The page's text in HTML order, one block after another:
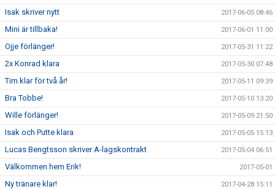
Isak skriver nytt 2017-06-05 08:46
Mini är tillbaka! 2017-06-01 11:00
Ojje förlänger! 2017-05-31 11:22
2x Konrad klara 2017-05-30 07:48
Tim klar för två år! 2017-05-11 09:39
Bra Tobbe! 2017-05-10 13:20
Wille förlänger! 2017-05-09 21:50
Isak och Putte klara 2017-05-05 15:13
Lucas Bengtsson skriver A-lagskontrakt 2017-05-04 06:51
Välkommen hem Erik! 2017-05-01
Ny tränare klar! 2017-04-28 15:11